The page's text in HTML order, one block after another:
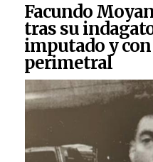
Facundo
tras su
imputado y
perimetral